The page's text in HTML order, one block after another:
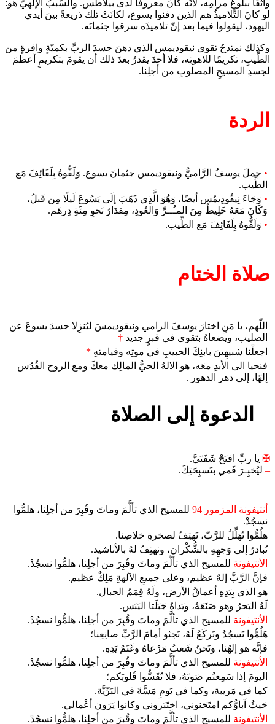
واثقًا ببلوغِ مرامِه، لأنّه كانَ معروفًا لدى بيلاطس. والسَّببُ الإلهيُّ هو:
لو كانَ التَّلاميذُ هم الذين دفنوا يسوع، لكانَتْ تلك ذريعةً بينَ أيدي
اليهود، ليقولوا فيما بعد إنّ تلاميذَه سرقوا جثمانَه.
وكذلك نمتدحُ تقوى نيقوديمس الذي دهنَ جسدَ الربِّ بكميّةٍ وافرةٍ من
الطِّيبِ، تكريمًا للاهوتِه، فلا أحدَ يقدرُ بعدَ ذلك أن يقومَ بتكريمٍ أعظمَ
لجسدِ المسيحِ المصلوبِ من أجلِنا.
الردة
• حملَ يوسفُ الرَّاميُّ ونيقوديمس جثمانَ يسوع. وَلَفُّوهُ بِلَفَائِفَ مَع
الطِّيب.
• وَجَاءَ نِيقُودِيمُس أيضًا، وَهُوَ الَّذِي ذَهَبَ إلَى يَسُوعَ لَيلًا مِن قَبلُ،
وَكَانَ مَعَهُ خَلِيطٌ مِنَ المـُــرِّ وَالعُودِ، مِقدَارُ نَحوِ مِئَةِ دِرهَم.
• وَلَفُّوهُ بِلَفَائِفَ مَع الطِّيب.
صلاة الختام
اللّهم، يا مَنِ اختارَ يوسفَ الرامي ونيقوديمسَ ليُنزِلا جسدَ يسوعَ عن
الصليب، ويضعاهُ بتقوى في قبرٍ جديد †
اجعلْنا شبيهِينَ بابنِكَ الحبيبِ في موتِه وقيامتهِ *
فنحيا الى الأبدِ معَه، هو الالهُ الحيُّ المالِك معكَ ومع الروح القُدُس
إلهًا، إلى دهر الدهور .
الدعوة إلى الصلاة
✠ يا ربِّ افتَحْ شَفَتَيَّ.
– ليُخبِـرَ فَمي بتَسبِحَتِكَ.
أنتيفونة المزمور 94
للمسيح الذي تألَّمَ وماتَ وقُبِرَ من أجلِنا، هلمُّوا
نسجُدْ.
هلُمُّوا نُهَلِّلُ للرَّبّ، نَهتِفُ لصخرةِ خلاصِنا.
نُبادرُ إلى وَجهِهِ بالشُّكْران، ونهتِفُ لهُ بالأناشيد.
الأنتيفونة للمسيح الذي تألَّمَ وماتَ وقُبِرَ من أجلِنا، هلمُّوا نسجُدْ.
فإنَّ الرَّبَّ إلهٌ عظيم، وعلى جميعِ الآلهةِ مَلِكٌ عظيم.
هو الذي بِيَدِهِ أعماقُ الأرض، ولَهُ قِمَمُ الجبال.
لَهُ البَحرُ وهو صَنَعَهُ، ويَداهُ جَبَلَتا اليَبَس.
الأنتيفونة للمسيح الذي تألَّمَ وماتَ وقُبِرَ من أجلِنا، هلمُّوا نسجُدْ.
هَلُمُّوا نَسجُدُ ونَركَعُ لَهُ، نَجثو أمامَ الرَّبِّ صانِعِنا؛
فإنَّه هو إلهُنا، ونَحنُ شَعبُ مَرْعاهُ وغَنَمُ يَدِهِ.
الأنتيفونة للمسيح الذي تألَّمَ وماتَ وقُبِرَ من أجلِنا، هلمُّوا نسجُدْ.
اليومَ إذا سَمِعتُم صَوتَهُ، فلا تُقَسُّوا قُلوبَكم؛
كما في مَريبة، وكما في يَومِ مَسَّةَ في البَرِّيَّة.
حَيثُ آباوُّكم امتَحَنوني، اختَبَروني وكانوا يَرَون أعْمالي.
الأنتيفونة للمسيح الذي تألَّمَ وماتَ وقُبِرَ من أجلِنا، هلمُّوا نسجُدْ.